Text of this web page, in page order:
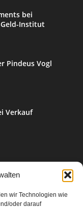
wir Technologien wie
oder darauf
bei
Institut
Pindeus Vogl
Verkauf
3005